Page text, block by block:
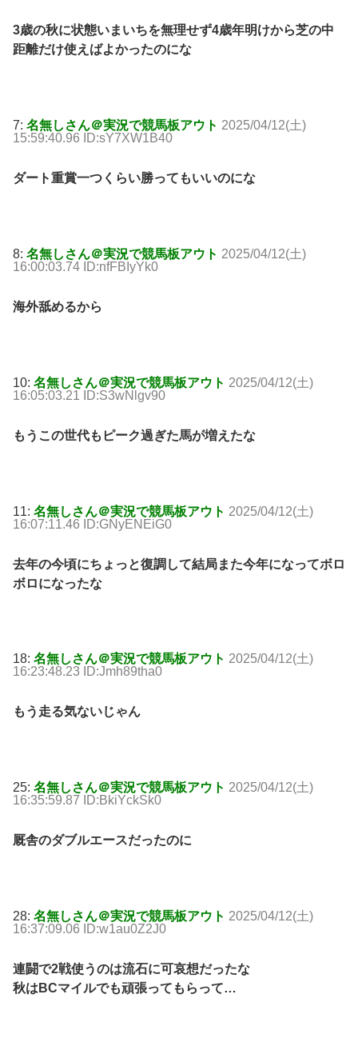
3歳の秋に状態いまいちを無理せず4歳年明けから芝の中
距離だけ使えばよかったのにな
7: 名無しさん＠実況で競馬板アウト 2025/04/12(土)
15:59:40.96 ID:sY7XW1B40
ダート重賞一つくらい勝ってもいいのにな
8: 名無しさん＠実況で競馬板アウト 2025/04/12(土)
16:00:03.74 ID:nfFBIyYk0
海外舐めるから
10: 名無しさん＠実況で競馬板アウト 2025/04/12(土)
16:05:03.21 ID:S3wNlgv90
もうこの世代もピーク過ぎた馬が増えたな
11: 名無しさん＠実況で競馬板アウト 2025/04/12(土)
16:07:11.46 ID:GNyENEiG0
去年の今頃にちょっと復調して結局また今年になってボロ
ボロになったな
18: 名無しさん＠実況で競馬板アウト 2025/04/12(土)
16:23:48.23 ID:Jmh89tha0
もう走る気ないじゃん
25: 名無しさん＠実況で競馬板アウト 2025/04/12(土)
16:35:59.87 ID:BkiYckSk0
厩舎のダブルエースだったのに
28: 名無しさん＠実況で競馬板アウト 2025/04/12(土)
16:37:09.06 ID:w1au0Z2J0
連闘で2戦使うのは流石に可哀想だったな
秋はBCマイルでも頑張ってもらって…